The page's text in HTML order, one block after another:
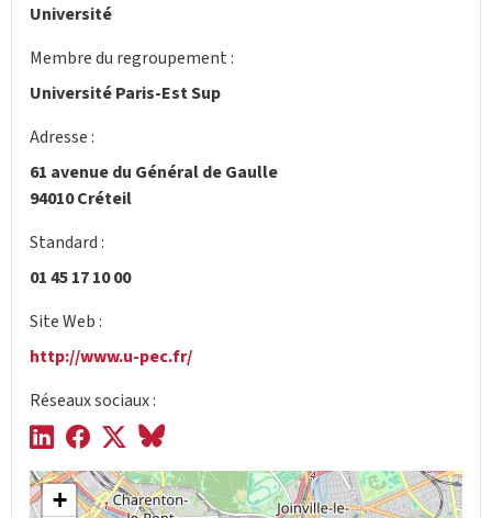
Université
Membre du regroupement :
Université Paris-Est Sup
Adresse :
61 avenue du Général de Gaulle
94010 Créteil
Standard :
01 45 17 10 00
Site Web :
http://www.u-pec.fr/
Réseaux sociaux :
+